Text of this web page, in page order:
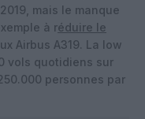
mais le manque
à réduire le
Airbus A319. La low
vols quotidiens sur
personnes par